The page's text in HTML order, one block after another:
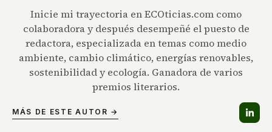
Inicie mi trayectoria en ECOticias.com como
colaboradora y después desempeñé el puesto de
redactora, especializada en temas como medio
ambiente, cambio climático, energías renovables,
sostenibilidad y ecología. Ganadora de varios
premios literarios.
MÁS DE ESTE AUTOR →